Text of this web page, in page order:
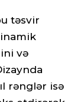
təsvir
və
rənglər isə